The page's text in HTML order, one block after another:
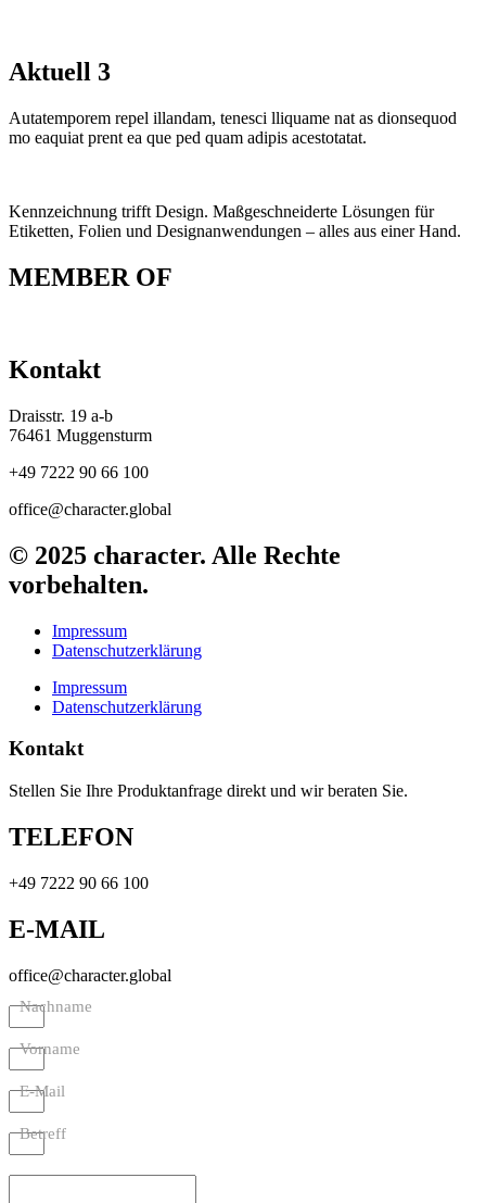
Aktuell 3
Autatemporem repel illandam, tenesci lliquame nat as dionsequod
mo eaquiat prent ea que ped quam adipis acestotatat.
Kennzeichnung trifft Design. Maßgeschneiderte Lösungen für
Etiketten, Folien und Designanwendungen – alles aus einer Hand.
MEMBER OF
Kontakt
Draisstr. 19 a-b
76461 Muggensturm
+49 7222 90 66 100
office@character.global
© 2025 character. Alle Rechte
vorbehalten.
Impressum
Datenschutzerklärung
Impressum
Datenschutzerklärung
Kontakt
Stellen Sie Ihre Produktanfrage direkt und wir beraten Sie.
TELEFON
+49 7222 90 66 100
E-MAIL
office@character.global
Nachname
Vorname
E-Mail
Betreff